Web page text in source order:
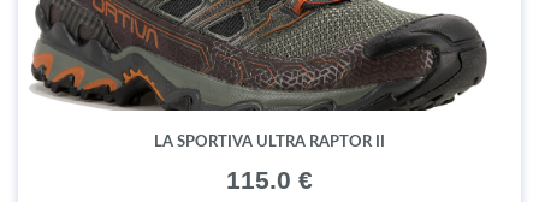
LA SPORTIVA ULTRA RAPTOR II
115.0 €